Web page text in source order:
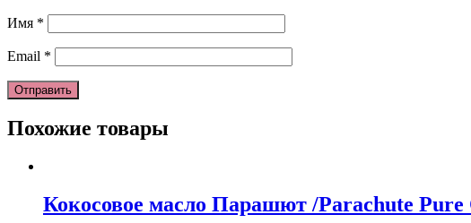
Имя *
Email *
Похожие товары
Кокосовое масло Парашют /Parachute Pure